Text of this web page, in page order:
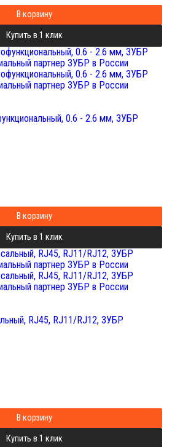
В корзину
Купить в 1 клик
0.6 - 2.6 мм, ЗУБР
В корзину
Купить в 1 клик
RJ45, RJ11/RJ12, ЗУБР
В корзину
Купить в 1 клик